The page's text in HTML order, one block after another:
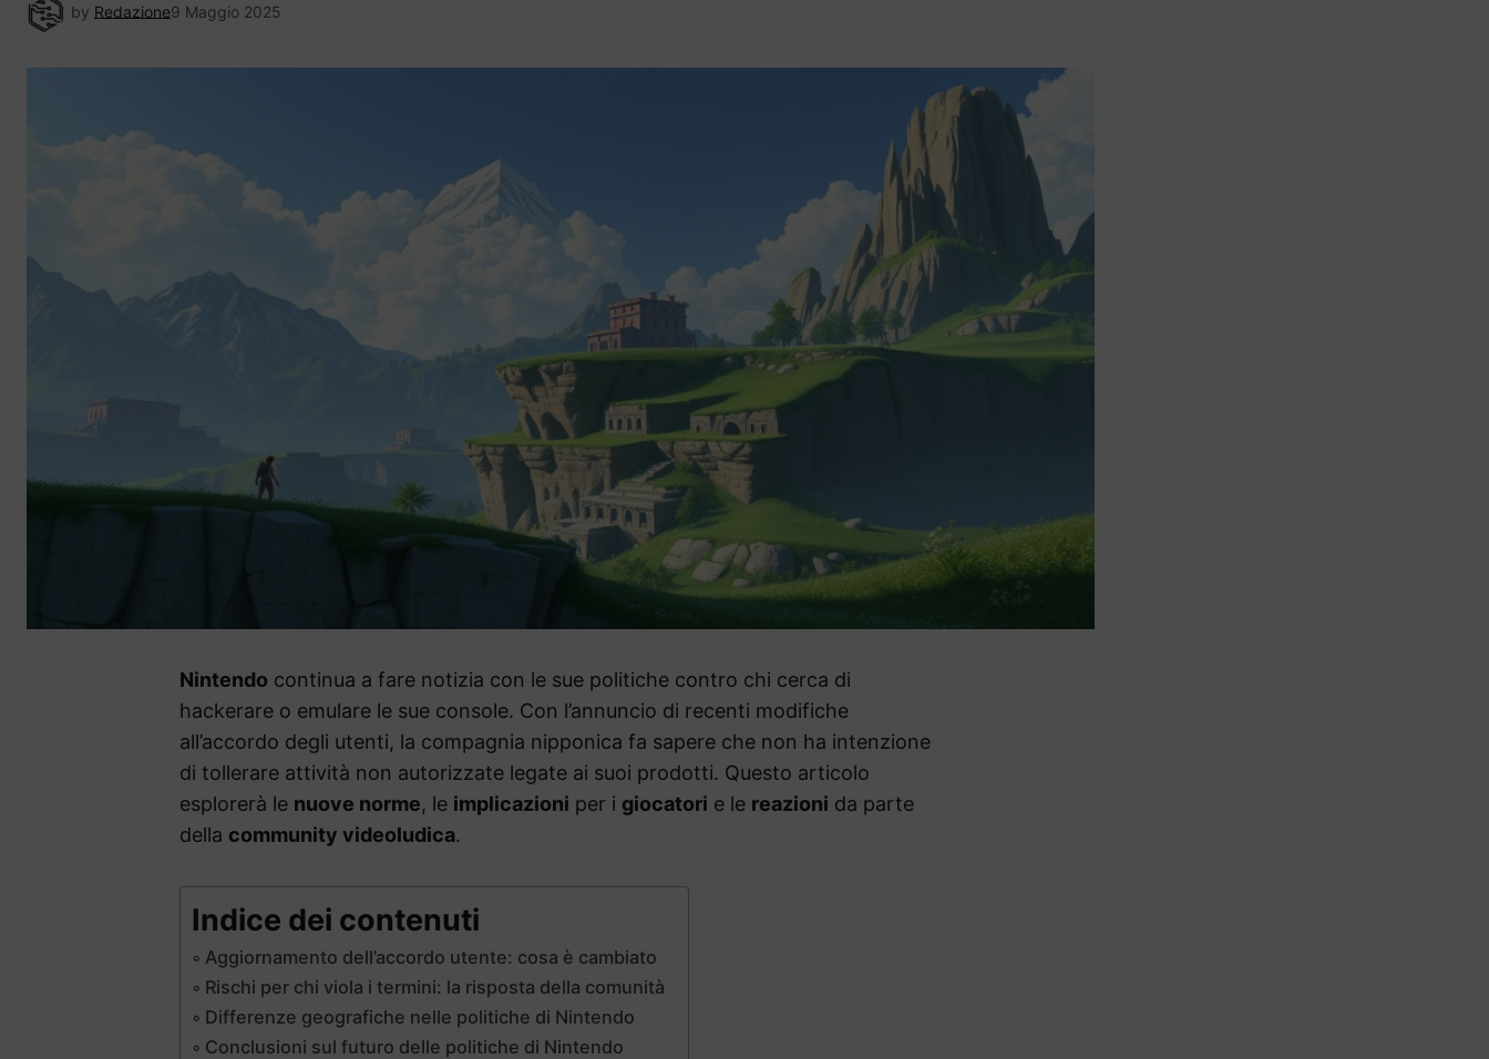
by Redazione9 Maggio 2025
Nintendo continua a fare notizia con le sue politiche contro chi cerca di
hackerare o emulare le sue console. Con l’annuncio di recenti modifiche
all’accordo degli utenti, la compagnia nipponica fa sapere che non ha intenzione
di tollerare attività non autorizzate legate ai suoi prodotti. Questo articolo
esplorerà le nuove norme, le implicazioni per i giocatori e le reazioni da parte
della community videoludica.
Indice dei contenuti
Aggiornamento dell’accordo utente: cosa è cambiato
Rischi per chi viola i termini: la risposta della comunità
Differenze geografiche nelle politiche di Nintendo
Conclusioni sul futuro delle politiche di Nintendo